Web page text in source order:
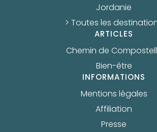
Jordanie
> Toutes les
ARTICLES
Chemin de
Bien-être
INFORMATIONS
Mentions légales
Affiliation
Presse